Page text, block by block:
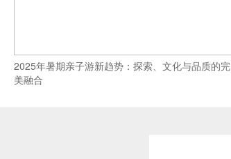
2025年暑期亲子游新趋势：探索、文化与品质的完
美融合